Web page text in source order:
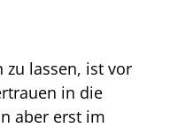
zu lassen, ist vor
in die
aber erst im